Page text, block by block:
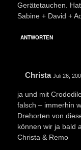
Gerätetauchen.
Sabine + David +
ANTWORTEN
Christa Juli 26,
ja und mit
falsch – immerhin
Drehorten von
können wir ja bald
Christa & Remo